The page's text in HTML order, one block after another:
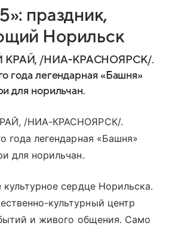
праздник,
Норильск
КРАЙ, /НИА-КРАСНОЯРСК/.
года легендарная «Башня»
для норильчан.
/НИА-КРАСНОЯРСК/.
года легендарная «Башня»
для норильчан.
сердце Норильска.
культурный центр
и живого общения. Само